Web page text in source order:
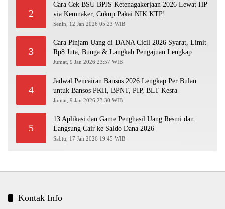
2
Cara Cek BSU BPJS Ketenagakerjaan 2026 Lewat HP
via Kemnaker, Cukup Pakai NIK KTP!
Senin, 12 Jan 2026 05:23 WIB
3
Cara Pinjam Uang di DANA Cicil 2026 Syarat, Limit
Rp8 Juta, Bunga & Langkah Pengajuan Lengkap
Jumat, 9 Jan 2026 23:57 WIB
4
Jadwal Pencairan Bansos 2026 Lengkap Per Bulan
untuk Bansos PKH, BPNT, PIP, BLT Kesra
Jumat, 9 Jan 2026 23:30 WIB
5
13 Aplikasi dan Game Penghasil Uang Resmi dan
Langsung Cair ke Saldo Dana 2026
Sabtu, 17 Jan 2026 19:45 WIB
Kontak Info